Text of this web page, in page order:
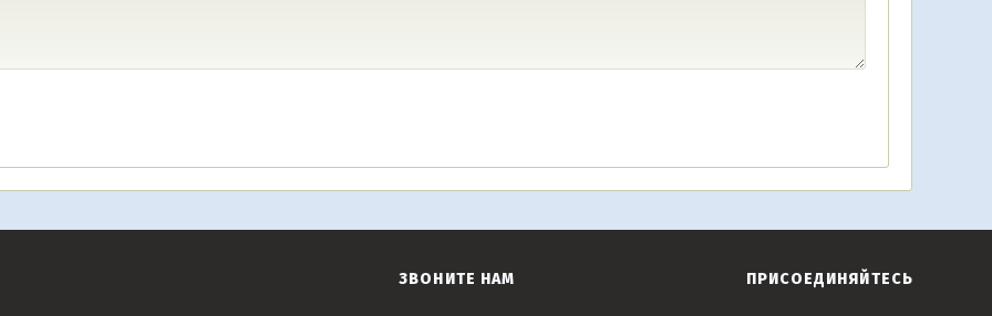
ЗВОНИТЕ НАМ ПРИСОЕДИНЯЙТЕСЬ